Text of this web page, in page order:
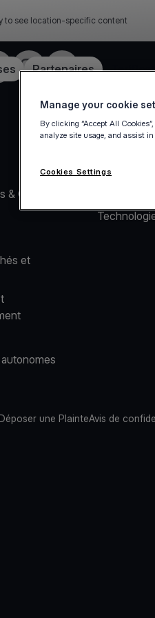
to see location-specific content
Partenaires
InstagramYouTube
& Cafés
et
Notre
Déposer une PlainteAvis de
Manage your cookie
By clicking “Accept All
analyze site usage, and assist
Cookies Settings